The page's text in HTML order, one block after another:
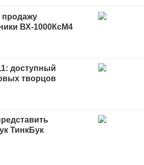
продажу
ВХ-1000КсМ4
доступный
творцов
ТинкБук